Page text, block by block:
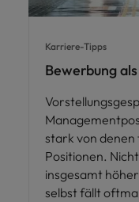
Karriere-Tipps
Bewerbung
stark von
Positionen.
insgesamt
selbst fällt